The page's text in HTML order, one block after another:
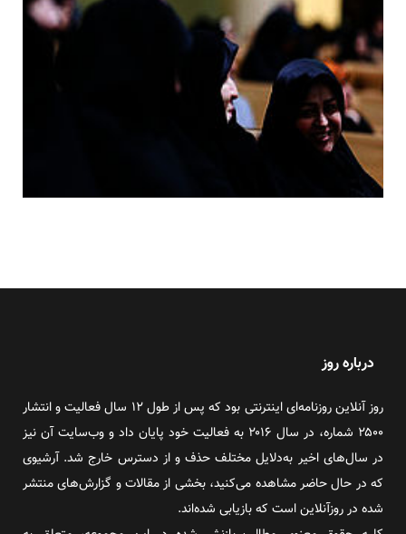
درباره روز
روز آنلاین روزنامه‌ای اینترنتی بود که پس از طول ۱۲ سال فعالیت و انتشار
۲۵۰۰ شماره، در سال ۲۰۱۶ به فعالیت خود پایان داد و وب‌سایت آن نیز
در سال‌های اخیر به‌دلایل مختلف حذف و از دسترس خارج شد. آرشیوی
که در حال حاضر مشاهده می‌کنید، بخشی از مقالات و گزارش‌های منتشر
شده در روزآنلاین است که بازیابی شده‌اند.